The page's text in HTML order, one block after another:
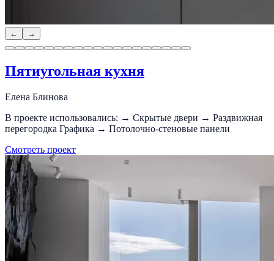
← →
Пятиугольная кухня
Елена Блинова
В проекте использовались: → Скрытые двери → Раздвижная
перегородка Графика → Потолочно-стеновые панели
Смотреть проект